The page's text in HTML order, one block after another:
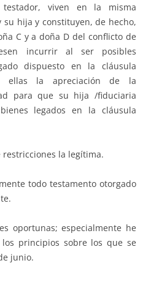
viven en la misma
hija y constituyen, de hecho,
C y a doña D del conflicto de
incurrir al ser posibles
dispuesto en la cláusula
ellas la apreciación de la
para que su hija /fiduciaria
legados en la cláusula
restricciones la legítima.
todo testamento otorgado
oportunas; especialmente he
principios sobre los que se
junio.